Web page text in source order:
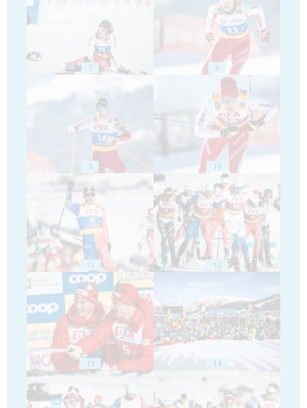
7 8
9 10
11 12
13 14